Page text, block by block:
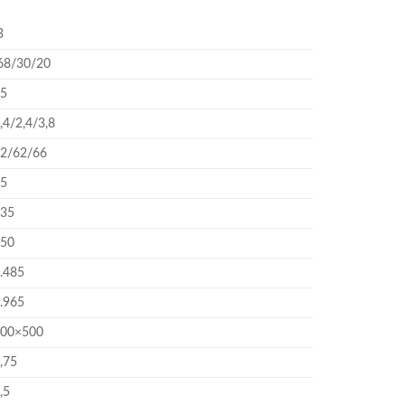
30/20
2,4/3,8
62/66